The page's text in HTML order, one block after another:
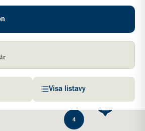
Visa listavy
4